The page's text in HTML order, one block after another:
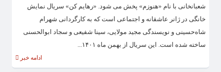
شعبانخانی با نام «هنوزم» پخش می شود. «رهایم کن» سریال نمایش
خانگی در ژانر عاشقانه و اجتماعی است که به کارگردانی شهرام
شاه‌حسینی و نویسندگی مجید مولایی، سینا شفیعی و سجاد ابوالحسنی
ساخته شده است. این سریال از بهمن ماه ۱۴۰۱...
ادامه خبر